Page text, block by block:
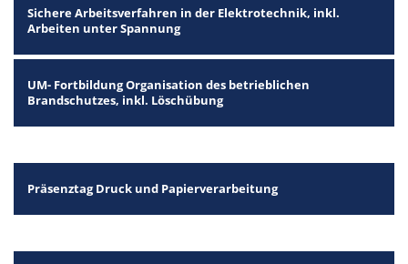
Sichere Arbeitsverfahren in der Elektrotechnik, inkl.
Arbeiten unter Spannung
UM- Fortbildung Organisation des betrieblichen
Brandschutzes, inkl. Löschübung
Präsenztag Druck und Papierverarbeitung